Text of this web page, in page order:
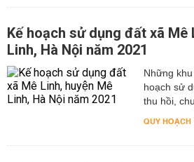
Kế hoạch sử dụng đất xã Mê
Linh, Hà Nội năm 2021
Những
hoạch sử
thu hồi,
QUY HOẠCH